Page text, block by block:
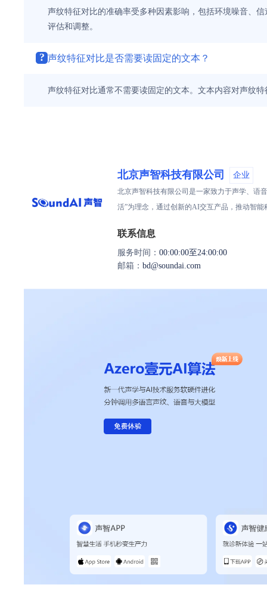
声纹特征对比的准确率受多种因素影响，包括环境噪音、
评估和调整。
? 声纹特征对比是否需要读固定的文本？
声纹特征对比通常不需要读固定的文本。文本内容对声纹
北京声智科技有限公司 企业
北京声智科技有限公司是一家致力于声学、语
活”为理念，通过创新的AI交互产品，推动智
联系信息
服务时间： 00:00:00至24:00:00
邮箱： bd@soundai.com